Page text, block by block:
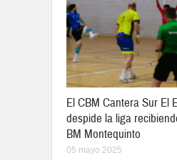
El CBM Cantera Sur El
despide la liga
BM Montequinto
05 mayo 2025